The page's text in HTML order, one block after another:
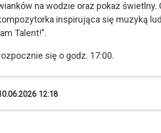
na wodzie oraz pokaz świetlny.
inspirująca się muzyką
Talent!".
się o godz. 17:00.
12:18